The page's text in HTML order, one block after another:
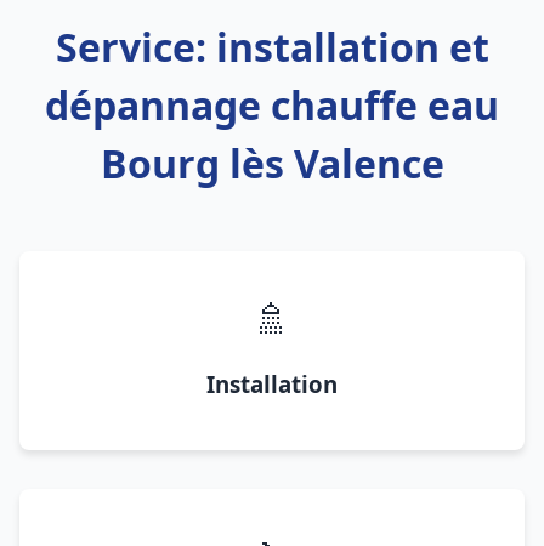
Service: installation et
dépannage chauffe eau
Bourg lès Valence
🚿
Installation